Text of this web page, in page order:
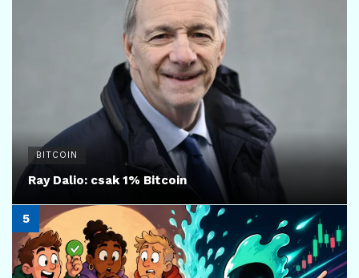
BITCOIN
Ray Dalio: csak 1% Bitcoin